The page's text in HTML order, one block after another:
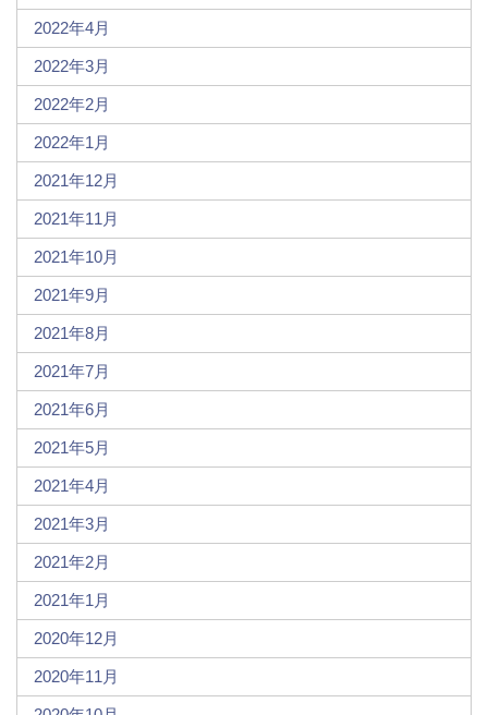
2022年4月
2022年3月
2022年2月
2022年1月
2021年12月
2021年11月
2021年10月
2021年9月
2021年8月
2021年7月
2021年6月
2021年5月
2021年4月
2021年3月
2021年2月
2021年1月
2020年12月
2020年11月